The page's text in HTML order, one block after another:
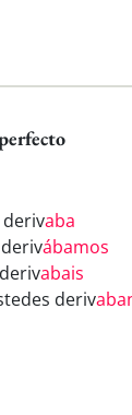
aba
ábamos
abais
deriv